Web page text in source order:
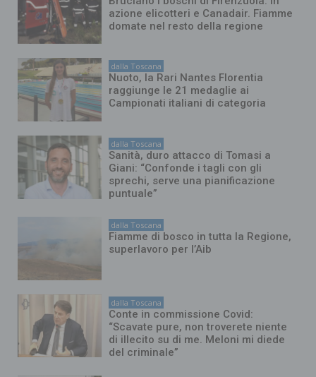
azione elicotteri e Canadair. Fiamme
domate nel resto della regione
dalla Toscana
Nuoto, la Rari Nantes Florentia
raggiunge le 21 medaglie ai
Campionati italiani di categoria
dalla Toscana
Sanità, duro attacco di Tomasi a
Giani: “Confonde i tagli con gli
sprechi, serve una pianificazione
puntuale”
dalla Toscana
Fiamme di bosco in tutta la Regione,
superlavoro per l’Aib
dalla Toscana
Conte in commissione Covid:
“Scavate pure, non troverete niente
di illecito su di me. Meloni mi diede
del criminale”